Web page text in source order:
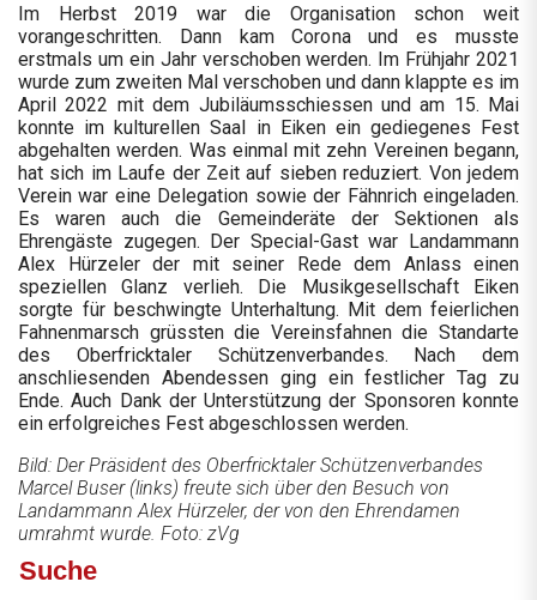
Im Herbst 2019 war die Organisation schon weit
vorangeschritten. Dann kam Corona und es musste
erstmals um ein Jahr verschoben werden. Im Frühjahr 2021
wurde zum zweiten Mal verschoben und dann klappte es im
April 2022 mit dem Jubiläumsschiessen und am 15. Mai
konnte im kulturellen Saal in Eiken ein gediegenes Fest
abgehalten werden. Was einmal mit zehn Vereinen begann,
hat sich im Laufe der Zeit auf sieben reduziert. Von jedem
Verein war eine Delegation sowie der Fähnrich eingeladen.
Es waren auch die Gemeinderäte der Sektionen als
Ehrengäste zugegen. Der Special-Gast war Landammann
Alex Hürzeler der mit seiner Rede dem Anlass einen
speziellen Glanz verlieh. Die Musikgesellschaft Eiken
sorgte für beschwingte Unterhaltung. Mit dem feierlichen
Fahnenmarsch grüssten die Vereinsfahnen die Standarte
des Oberfricktaler Schützenverbandes. Nach dem
anschliesenden Abendessen ging ein festlicher Tag zu
Ende. Auch Dank der Unterstützung der Sponsoren konnte
ein erfolgreiches Fest abgeschlossen werden.
Bild: Der Präsident des Oberfricktaler Schützenverbandes
Marcel Buser (links) freute sich über den Besuch von
Landammann Alex Hürzeler, der von den Ehrendamen
umrahmt wurde. Foto: zVg
Suche